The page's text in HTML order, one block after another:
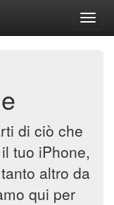
di ciò che
tuo iPhone,
altro da
qui per